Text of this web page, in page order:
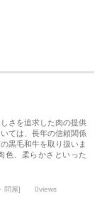
さを追求した肉の提供
ては、長年の信頼関係
黒毛和牛を取り扱いま
色、柔らかさといった
問屋] 0views